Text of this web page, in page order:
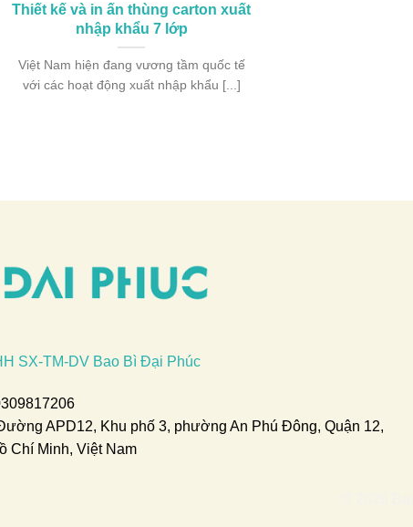
Thiết kế và in ấn thùng carton xuất
nhập khẩu 7 lớp
Việt Nam hiện đang vương tầm quốc tế
với các hoạt động xuất nhập khẩu [...]
SX-TM-DV Bao Bì Đại Phúc
APD12, Khu phố 3, phường An Phú Đông, Quận 12,
Chí Minh, Việt Nam